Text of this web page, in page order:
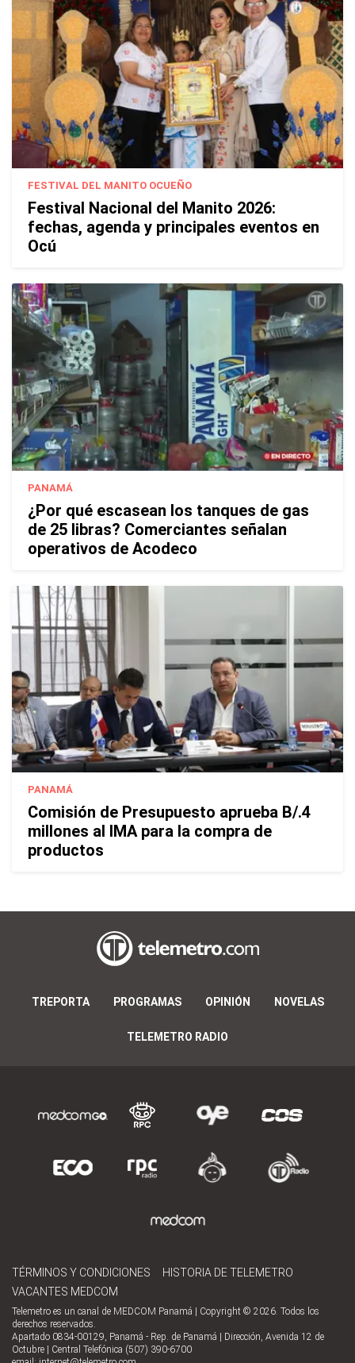
FESTIVAL DEL MANITO OCUEÑO
Festival Nacional del Manito 2026:
fechas, agenda y principales eventos en
Ocú
PANAMÁ
¿Por qué escasean los tanques de gas
de 25 libras? Comerciantes señalan
operativos de Acodeco
PANAMÁ
Comisión de Presupuesto aprueba B/.4
millones al IMA para la compra de
productos
TREPORTA PROGRAMAS OPINIÓN NOVELAS
TELEMETRO RADIO
TÉRMINOS Y CONDICIONES
HISTORIA DE TELEMETRO
VACANTES MEDCOM
Telemetro es un canal de MEDCOM Panamá | Copyright © 2026. Todos los
derechos reservados.
Apartado 0834-00129, Panamá - Rep. de Panamá | Dirección, Avenida 12 de
Octubre | Central Telefónica (507) 390-6700